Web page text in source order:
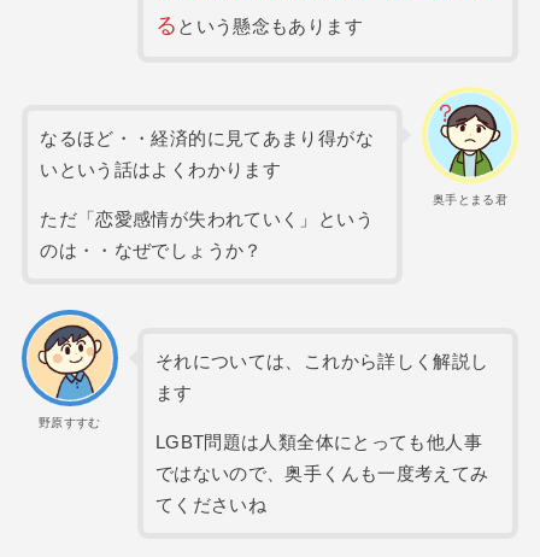
る という懸念もあります
奥手とまる君
なるほど・・経済的に見てあまり得がな
いという話はよくわかります
ただ「恋愛感情が失われていく」という
のは・・なぜでしょうか？
野原すすむ
それについては、これから詳しく解説し
ます
LGBT問題は人類全体にとっても他人事
ではないので、奥手くんも一度考えてみ
てくださいね